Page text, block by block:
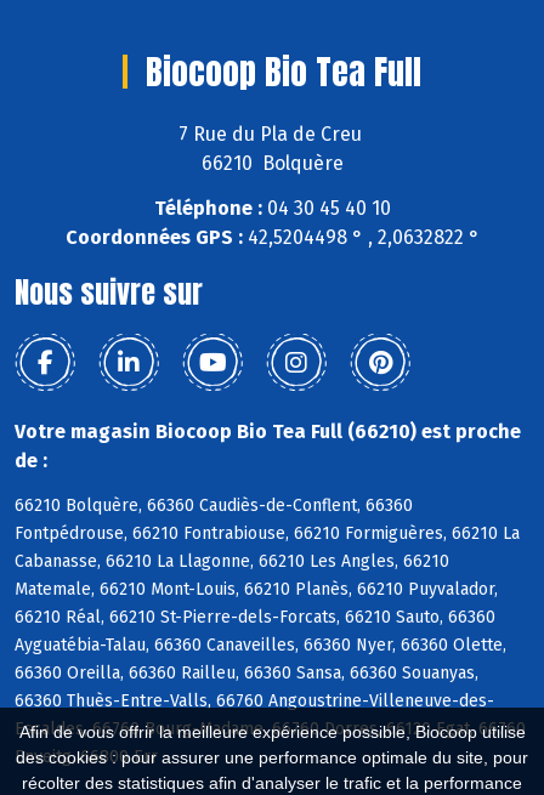
Afin de vous offrir la meilleure expérience possible, Biocoop utilise
des cookies : pour assurer une performance optimale du site, pour
récolter des statistiques afin d'analyser le trafic et la performance
Biocoop Bio Tea Full
7 Rue du Pla de Creu
66210 Bolquère
Téléphone :04 30 45 40 10
Coordonnées GPS :42,5204498 ° , 2,0632822 °
Nous suivre sur
Votre magasin Biocoop Bio Tea Full (66210) est proche
de :
66210 Bolquère, 66360 Caudiès-de-Conflent, 66360
Fontpédrouse, 66210 Fontrabiouse, 66210 Formiguères, 66210 La
Cabanasse, 66210 La Llagonne, 66210 Les Angles, 66210
Matemale, 66210 Mont-Louis, 66210 Planès, 66210 Puyvalador,
66210 Réal, 66210 St-Pierre-dels-Forcats, 66210 Sauto, 66360
Ayguatébia-Talau, 66360 Canaveilles, 66360 Nyer, 66360 Olette,
66360 Oreilla, 66360 Railleu, 66360 Sansa, 66360 Souanyas,
66360 Thuès-Entre-Valls, 66760 Angoustrine-Villeneuve-des-
Escaldes, 66760 Bourg-Madame, 66760 Dorres, 66120 Egat, 66760
Enveitg, 66800 Err